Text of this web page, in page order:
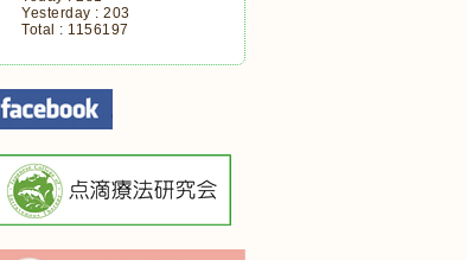
Yesterday : 203
Total : 1156197